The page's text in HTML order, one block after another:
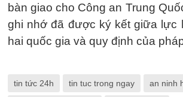
bàn giao cho Công an Trung
ghi nhớ đã được ký kết giữa lực
hai quốc gia và quy định của
tin tức 24h tin tuc trong ngay an ninh